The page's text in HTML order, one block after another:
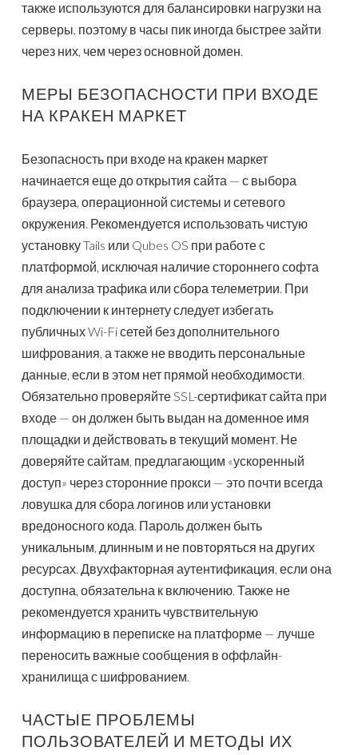
также используются для балансировки нагрузки на
серверы, поэтому в часы пик иногда быстрее зайти
через них, чем через основной домен.
МЕРЫ БЕЗОПАСНОСТИ ПРИ ВХОДЕ
НА КРАКЕН МАРКЕТ
Безопасность при входе на кракен маркет
начинается еще до открытия сайта — с выбора
браузера, операционной системы и сетевого
окружения. Рекомендуется использовать чистую
установку Tails или Qubes OS при работе с
платформой, исключая наличие стороннего софта
для анализа трафика или сбора телеметрии. При
подключении к интернету следует избегать
публичных Wi-Fi сетей без дополнительного
шифрования, а также не вводить персональные
данные, если в этом нет прямой необходимости.
Обязательно проверяйте SSL-сертификат сайта при
входе — он должен быть выдан на доменное имя
площадки и действовать в текущий момент. Не
доверяйте сайтам, предлагающим «ускоренный
доступ» через сторонние прокси — это почти всегда
ловушка для сбора логинов или установки
вредоносного кода. Пароль должен быть
уникальным, длинным и не повторяться на других
ресурсах. Двухфакторная аутентификация, если она
доступна, обязательна к включению. Также не
рекомендуется хранить чувствительную
информацию в переписке на платформе — лучше
переносить важные сообщения в оффлайн-
хранилища с шифрованием.
ЧАСТЫЕ ПРОБЛЕМЫ
ПОЛЬЗОВАТЕЛЕЙ И МЕТОДЫ ИХ